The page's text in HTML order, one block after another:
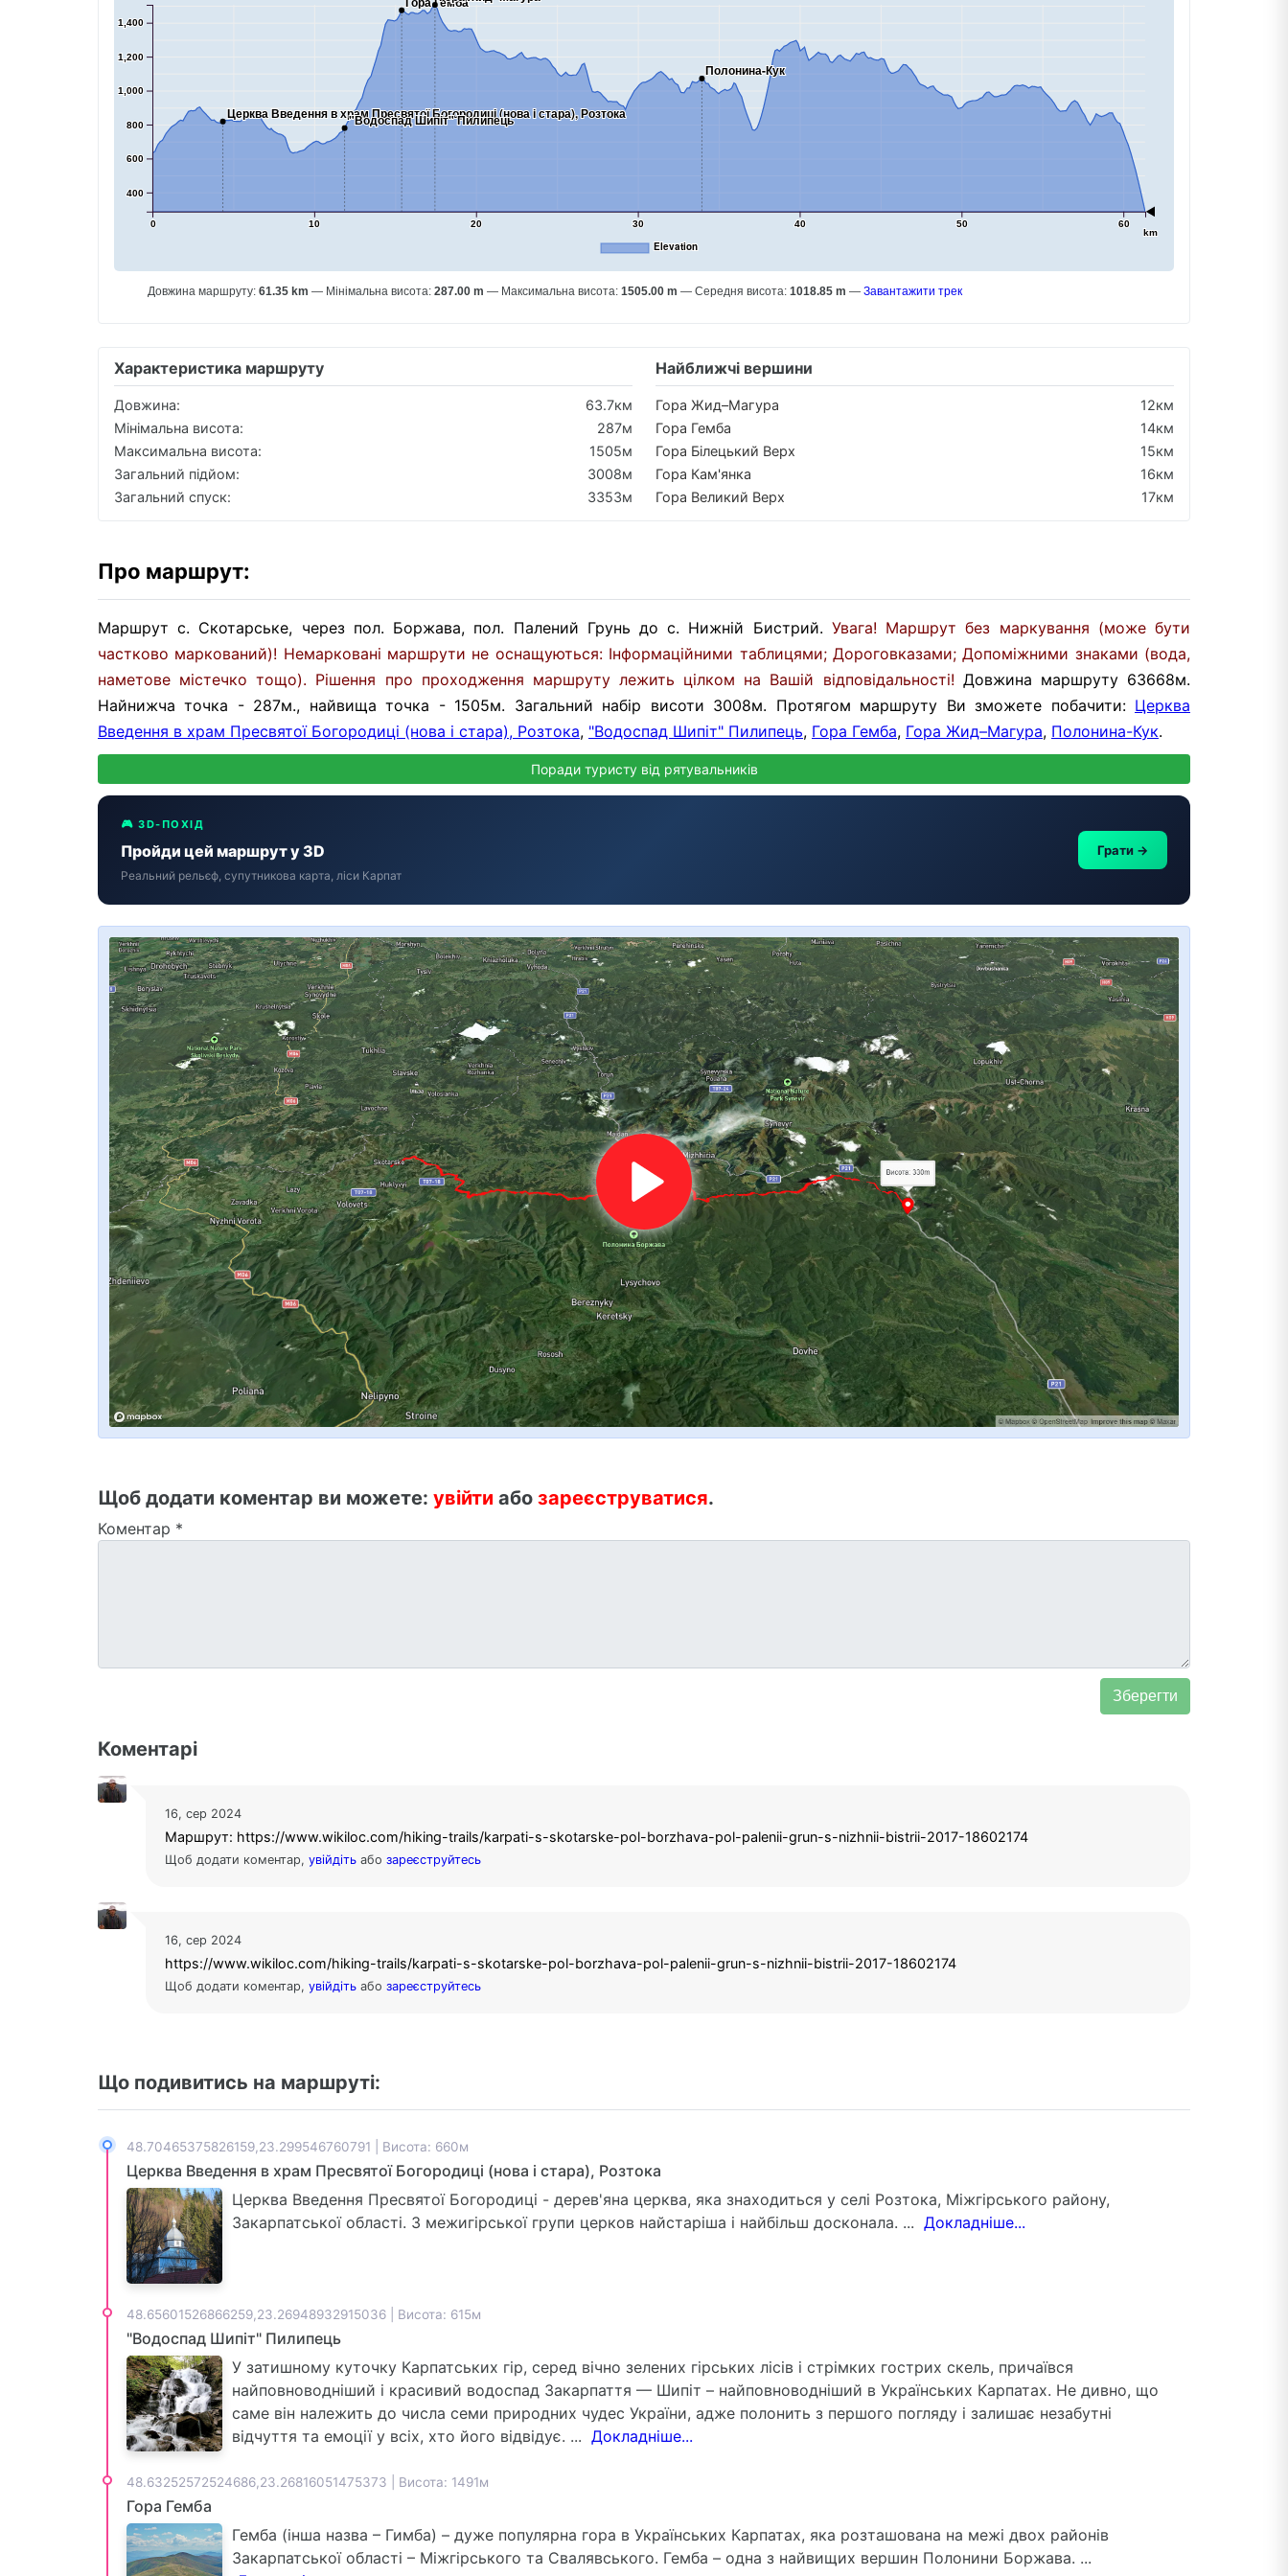
0 10 20 30 40 50 60
km
400
600
800
1,000
1,200
1,400
Церква Введення в храм Пресвятої Богородиці (нова і стара), Розтока
"Водоспад Шипіт" Пилипець
Полонина-Кук
Elevation
Довжина маршруту: 61.35 km Мінімальна висота: 287.00 m Максимальна висота: 1505.00 m Середня висота: 1018.85 m Завантажити трек
Характеристика маршруту
Довжина:
63.7км
Мінімальна висота:
287м
Максимальна висота:
1505м
Загальний підйом:
3008м
Загальний спуск:
3353м
Найближчі вершини
Гора Жид–Магура
12км
Гора Гемба
14км
Гора Білецький Верх
15км
Гора Кам'янка
16км
Гора Великий Верх
17км
Про маршрут:
Маршрут с. Скотарське, через пол. Боржава, пол. Палений Грунь до с. Нижній Бистрий. Увага! Маршрут без маркування (може бути
частково маркований)! Немарковані маршрути не оснащуються: Інформаційними таблицями; Дороговказами; Допоміжними знаками (вода,
наметове містечко тощо). Рішення про проходження маршруту лежить цілком на Вашій відповідальності! Довжина маршруту 63668м.
Найнижча точка - 287м., найвища точка - 1505м. Загальний набір висоти 3008м. Протягом маршруту Ви зможете побачити: Церква
Введення в храм Пресвятої Богородиці (нова і стара), Розтока, "Водоспад Шипіт" Пилипець, Гора Гемба, Гора Жид–Магура, Полонина-Кук.
Поради туристу від рятувальників
🎮 3D-ПОХІД
Пройди цей маршрут у 3D
Реальний рельєф, супутникова карта, ліси Карпат
Грати →
Щоб додати коментар ви можете: увійти або зареєструватися.
Коментар *
Коментарі
16, сер 2024
Маршрут: https://www.wikiloc.com/hiking-trails/karpati-s-skotarske-pol-borzhava-pol-palenii-grun-s-nizhnii-bistrii-2017-18602174
Щоб додати коментар, увійдіть або зареєструйтесь
16, сер 2024
https://www.wikiloc.com/hiking-trails/karpati-s-skotarske-pol-borzhava-pol-palenii-grun-s-nizhnii-bistrii-2017-18602174
Щоб додати коментар, увійдіть або зареєструйтесь
Що подивитись на маршруті:
48.70465375826159,23.299546760791 | Висота: 660м
Церква Введення в храм Пресвятої Богородиці (нова і стара), Розтока
Церква Введення Пресвятої Богородиці - дерев'яна церква, яка знаходиться у селі Розтока, Міжгірського району,
Закарпатської області. З межигірської групи церков найстаріша і найбільш досконала. ... Докладніше...
48.65601526866259,23.26948932915036 | Висота: 615м
"Водоспад Шипіт" Пилипець
У затишному куточку Карпатських гір, серед вічно зелених гірських лісів і стрімких гострих скель, причаївся
найповноводніший і красивий водоспад Закарпаття — Шипіт – найповноводніший в Українських Карпатах. Не дивно, що
саме він належить до числа семи природних чудес України, адже полонить з першого погляду і залишає незабутні
відчуття та емоції у всіх, хто його відвідує. ... Докладніше...
48.63252572524686,23.26816051475373 | Висота: 1491м
Гора Гемба
Гемба (інша назва – Гимба) – дуже популярна гора в Українських Карпатах, яка розташована на межі двох районів
Закарпатської області – Міжгірського та Свалявського. Гемба – одна з найвищих вершин Полонини Боржава. ...